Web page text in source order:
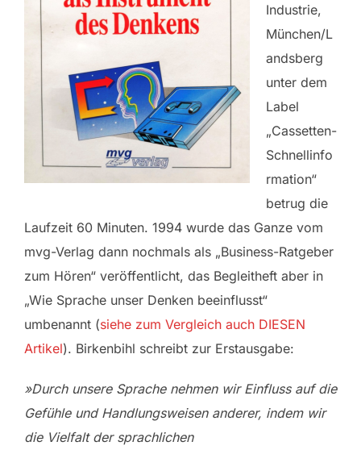
Industrie,
München/L
andsberg
unter dem
Label
„Cassetten-
Schnellinfo
rmation“
betrug die
Laufzeit 60 Minuten. 1994 wurde das Ganze vom
mvg-Verlag dann nochmals als „Business-Ratgeber
zum Hören“ veröffentlicht, das Begleitheft aber in
„Wie Sprache unser Denken beeinflusst“
umbenannt (siehe zum Vergleich auch DIESEN
Artikel). Birkenbihl schreibt zur Erstausgabe:
»Durch unsere Sprache nehmen wir Einfluss auf die
Gefühle und Handlungsweisen anderer, indem wir
die Vielfalt der sprachlichen